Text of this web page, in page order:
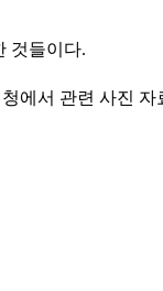
것들이다.
에서 관련 사진